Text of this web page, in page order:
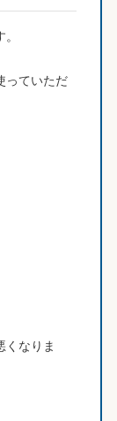
っていただ
くなりま